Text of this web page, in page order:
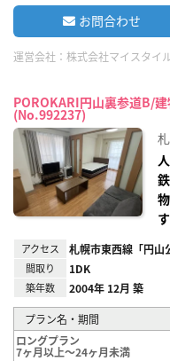
お問合わせ
運営会社： 株式会社マイスタイ
POROKARI円山裏参道B/
(No.992237)
アクセス 札幌市東西線「円山
間取り 1DK
築年数 2004年 12月 築
プラン名・期間
ロングプラン
7ヶ月以上～24ヶ月未満